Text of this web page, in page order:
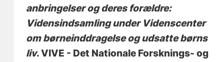
anbringelser og deres forældre:
Vidensindsamling under Videnscenter
om børneinddragelse og udsatte børns
liv. VIVE - Det Nationale Forsknings- og